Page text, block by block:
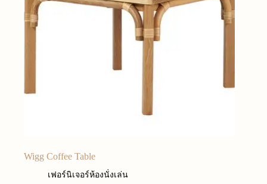
Wigg Coffee Table
เฟอร์นิเจอร์ห้องนั่งเล่น